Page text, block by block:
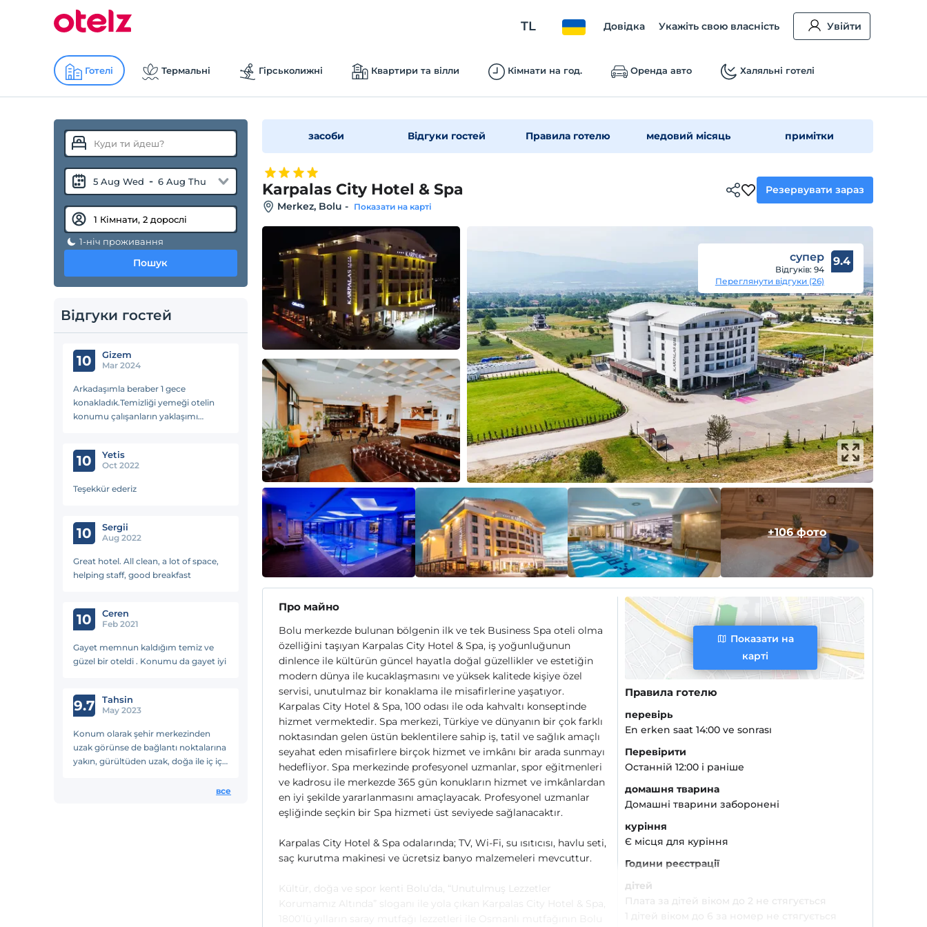
TL Довідка Укажіть свою власність Увійти
Готелі Термальні Гірськолижні Квартири та вілли Кімнати на год. Оренда авто Халяльні готелі
5 Aug Wed - 6 Aug Thu
1-ніч проживання
Пошук
Відгуки гостей
10 Gizem
Mar 2024
Arkadaşımla beraber 1 gece
konakladık.Temizliği yemeği otelin
konumu çalışanların yaklaşımı
yakında tekrar konaklama fırsatı
yakalarız☺️🤗
10 Yetis
Oct 2022
Teşekkür ederiz
10 Sergii
Aug 2022
Great hotel. All clean, a lot of space,
helping staff, good breakfast
10 Ceren
Feb 2021
Gayet memnun kaldığım temiz ve
güzel bir oteldi . Konumu da gayet iyi
9.7 Tahsin
May 2023
Konum olarak şehir merkezinden
uzak görünse de bağlantı noktalarına
yakın, gürültüden uzak, doğa ile iç içe
все
засоби Відгуки гостей Правила готелю медовий місяць примітки
Karpalas City Hotel & Spa
Merkez, Bolu - Показати на карті
Резервувати зараз
супер
Відгуків: 94
Переглянути відгуки (26)
9.4
+106 фото
Про майно
Bolu merkezde bulunan bölgenin ilk ve tek Business Spa oteli olma
özelliğini taşıyan Karpalas City Hotel & Spa, iş yoğunluğunun
dinlence ile kültürün güncel hayatla doğal güzellikler ve estetiğin
modern dünya ile kucaklaşmasını ve yüksek kalitede kişiye özel
servisi, unutulmaz bir konaklama ile misafirlerine yaşatıyor.
Karpalas City Hotel & Spa, 100 odası ile oda kahvaltı konseptinde
hizmet vermektedir. Spa merkezi, Türkiye ve dünyanın bir çok farklı
noktasından gelen üstün beklentilere sahip iş, tatil ve sağlık amaçlı
seyahat eden misafirlere birçok hizmet ve imkânı bir arada sunmayı
hedefliyor. Spa merkezinde profesyonel uzmanlar, spor eğitmenleri
ve kadrosu ile merkezde 365 gün konukların hizmet ve imkânlardan
en iyi şekilde yararlanmasını amaçlayacak. Profesyonel uzmanlar
eşliğinde seçkin bir Spa hizmeti üst seviyede sağlanacaktır.
Karpalas City Hotel & Spa odalarında; TV, Wi-Fi, su ısıtıcısı, havlu seti,
saç kurutma makinesi ve ücretsiz banyo malzemeleri mevcuttur.
Kültür, doğa ve spor kenti Bolu’da, “Unutulmuş Lezzetler
Korumamız Altında” sloganı ile yola çıkan Karpalas City Hotel & Spa,
Показати на
карті
Правила готелю
перевірь
En erken saat 14:00 ve sonrası
Перевірити
Останній 12:00 і раніше
домашня тварина
Домашні тварини заборонені
куріння
Є місця для куріння
Години реєстрації
дітей
Плата за дітей віком до 2 не стягується